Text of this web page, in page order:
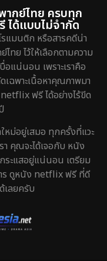
กย์ไทย ครบทุก
ด้แบบไม่จำกัด
แมนติก หรือสารคดีน่า
ทย ไว้ให้เลือกตามความ
อแน่นอน เพราะเราคือ
ฉพาะเนื้อหาคุณภาพมา
ฟรี ได้อย่างไร้ขีด
หม่อยู่เสมอ ทุกครั้งที่แวะ
า คุณจะได้เจอกับ หนัง
ระแสอยู่แน่นอน เตรียม
ร ดูหนัง netflix ฟรี ที่ดี
ลยครับ